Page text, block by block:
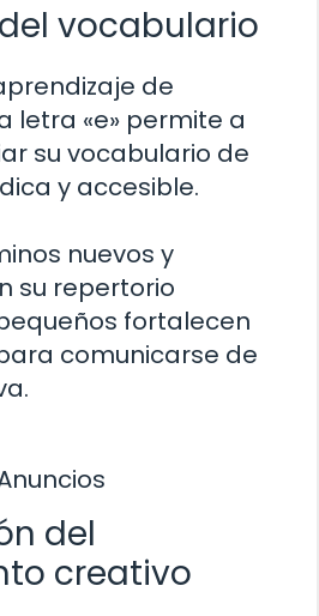
vocabulario
de
letra «e» permite a
su vocabulario de
y accesible.
nuevos y
su repertorio
fortalecen
comunicarse de
del
creativo